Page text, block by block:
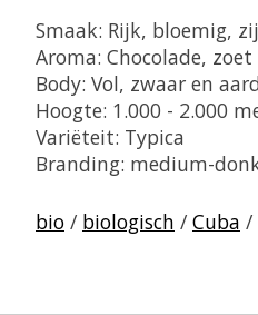
Smaak: Rijk, bloemig,
Aroma: Chocolade,
Body: Vol, zwaar en
Hoogte: 1.000 - 2.000
Variëteit: Typica
Branding: medium-
bio / biologisch / Cuba /